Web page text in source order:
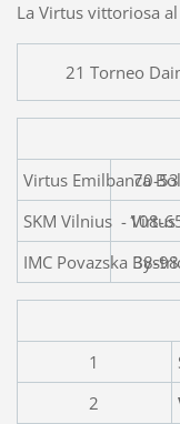
La Virtus vittoriosa
21 Torneo
Virtus 70-53
SKM Vilnius -108-
IMC Povazska38-98
1
2